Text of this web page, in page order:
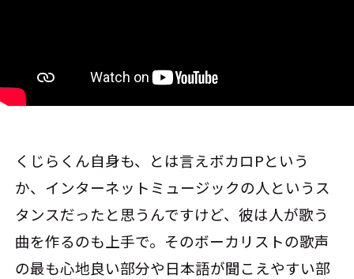
くじらくん自身も、とは言えボカロPという
か、インターネットミュージックの人というス
タンスだったと思うんですけど、彼は人が歌う
曲を作るのも上手で。そのボーカリストの歌声
の最も心地良い部分や日本語が聞こえやすい部